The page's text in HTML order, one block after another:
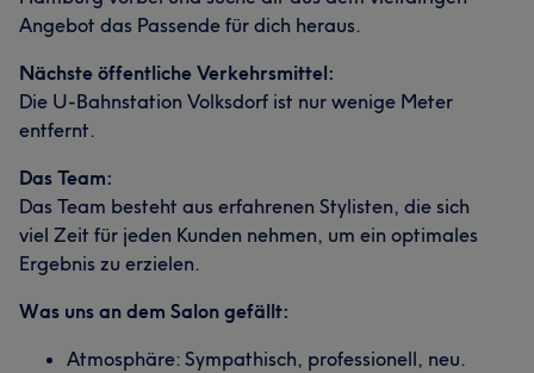
Angebot das Passende für dich heraus.
Nächste öffentliche Verkehrsmittel:
Die U-Bahnstation Volksdorf ist nur wenige Meter
entfernt.
Das Team:
Das Team besteht aus erfahrenen Stylisten, die sich
viel Zeit für jeden Kunden nehmen, um ein optimales
Ergebnis zu erzielen.
Was uns an dem Salon gefällt:
Atmosphäre: Sympathisch, professionell, neu.